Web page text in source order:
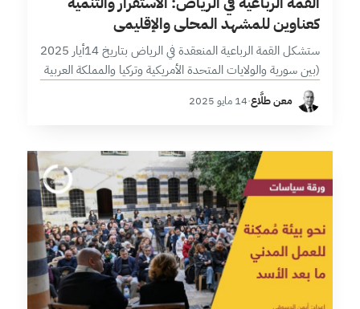
كعناوين للمشهد المحلي والإقليمي
ستشكل القمة الرباعية المنعقدة في الرياض بتاريخ 14أيار 2025
(بين سورية والولايات المتحدة الأمريكية وتركيا والمملكة العربية
السعودية) نقطة تحول بارزة في أطر التفاعلات السياسية
الإقليمية، كونها تؤسس لديناميات تعاطٍ…
معن طلَّاع·14 مايو 2025